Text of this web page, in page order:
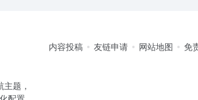
题，
内容投稿 友链申请 网站地图 免